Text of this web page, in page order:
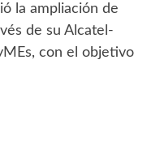
la ampliación de
de su Alcatel-
con el objetivo